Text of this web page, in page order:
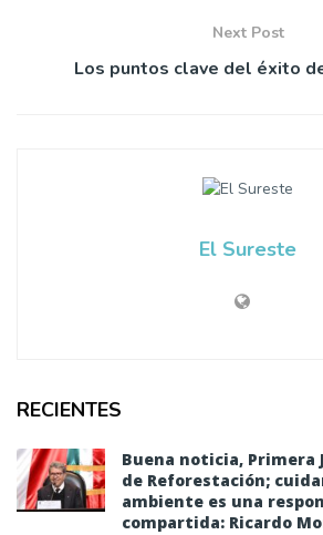
Next Post
Los puntos clave del éxito
El Sureste
RECIENTES
Buena noticia, Primera
de Reforestación;
ambiente es una
compartida: Ricardo